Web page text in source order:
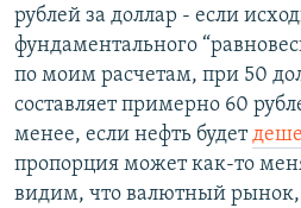
рублей за доллар - если
фундаментального
по моим расчетам, при 50
составляет примерно 60
менее, если нефть будет
пропорция может как-то
видим, что валютный рынок,